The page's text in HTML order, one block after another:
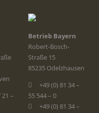
21 –
Betrieb Bayern
Robert-Bosch-
Straße 15
85235 Odelzhausen
+49 (0) 81 34 –
55 544 – 0
+49 (0) 81 34 –